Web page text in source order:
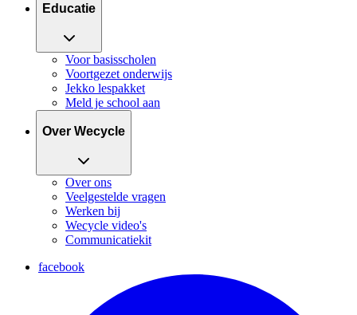
Educatie
Voor basisscholen
Voortgezet onderwijs
Jekko lespakket
Meld je school aan
Over Wecycle
Over ons
Veelgestelde vragen
Werken bij
Wecycle video's
Communicatiekit
facebook